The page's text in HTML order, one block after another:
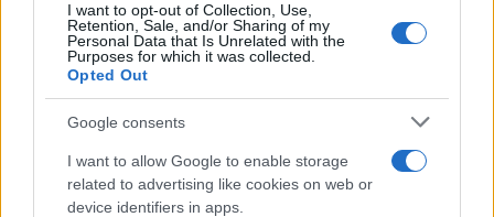
I want to opt-out of Collection, Use,
Retention, Sale, and/or Sharing of my
Personal Data that Is Unrelated with the
Purposes for which it was collected.
Opted Out
Google consents
I want to allow Google to enable storage
related to advertising like cookies on web or
device identifiers in apps.
Monte Pino, la fine di un lungo dolore: storia e
rinascita della strada che segnò la Gallura
Raid nelle campagne di Berchidda, rischio per
la rete elettrica